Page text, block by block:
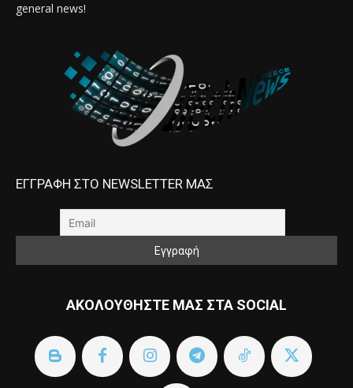
general news!
ΕΓΓΡΑΦΗ ΣΤΟ NEWSLETTER ΜΑΣ
ΑΚΟΛΟΥΘΗΣΤΕ ΜΑΣ ΣΤΑ SOCIAL